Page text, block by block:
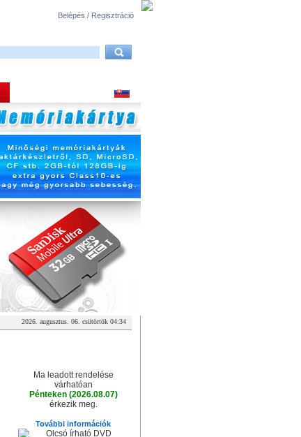
Belépés / Regisztráció
2026. augusztus. 06. csütörtök 04:34
Ma leadott rendelése
várhatóan
Pénteken (2026.08.07)
érkezik meg.
További információk